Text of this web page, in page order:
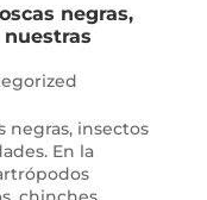
negras,
negras, insectos
En la